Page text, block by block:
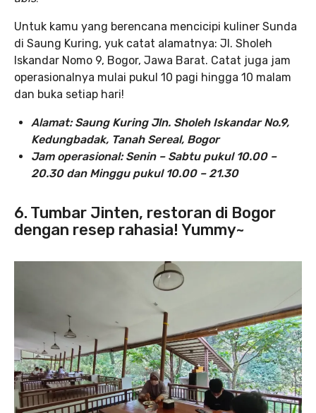
Untuk kamu yang berencana mencicipi kuliner Sunda
di Saung Kuring, yuk catat alamatnya: Jl. Sholeh
Iskandar Nomo 9, Bogor, Jawa Barat. Catat juga jam
operasionalnya mulai pukul 10 pagi hingga 10 malam
dan buka setiap hari!
Alamat: Saung Kuring Jln. Sholeh Iskandar No.9,
Kedungbadak, Tanah Sereal, Bogor
Jam operasional: Senin – Sabtu pukul 10.00 –
20.30 dan Minggu pukul 10.00 – 21.30
6. Tumbar Jinten, restoran di Bogor
dengan resep rahasia! Yummy~